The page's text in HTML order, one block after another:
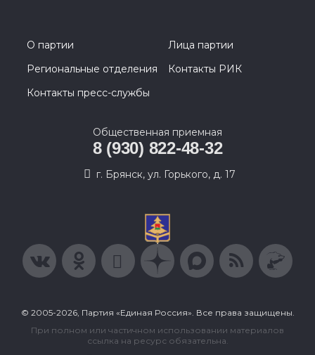
О партии
Лица партии
Региональные отделения
Контакты РИК
Контакты пресс-службы
Общественная приемная
8 (930) 822-48-32
г. Брянск, ул. Горького, д. 17
© 2005-2026, Партия «Единая Россия». Все права защищены.
При полном или частичном использовании материалов
ссылка на ресурс обязательна.